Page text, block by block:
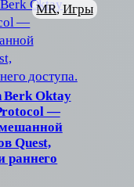
Berk Oktay
—
Quest,
раннего
MR, Игры